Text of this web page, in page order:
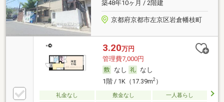
築48年10ヶ月 / 2階建
京都府京都市左京区岩倉幡枝町
3.20万円
管理費7,000円
なし
なし
1階 / 1K（17.39m2）
礼金なし 敷金なし
一人暮らし